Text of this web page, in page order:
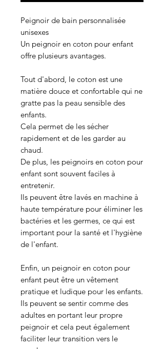
Peignoir de bain personnalisée
unisexes
Un peignoir en coton pour enfant
offre plusieurs avantages.
Tout d'abord, le coton est une
matière douce et confortable qui ne
gratte pas la peau sensible des
enfants.
Cela permet de les sécher
rapidement et de les garder au
chaud.
De plus, les peignoirs en coton pour
enfant sont souvent faciles à
entretenir.
Ils peuvent être lavés en machine à
haute température pour éliminer les
bactéries et les germes, ce qui est
important pour la santé et l'hygiène
de l'enfant.
Enfin, un peignoir en coton pour
enfant peut être un vêtement
pratique et ludique pour les enfants.
Ils peuvent se sentir comme des
adultes en portant leur propre
peignoir et cela peut également
faciliter leur transition vers le